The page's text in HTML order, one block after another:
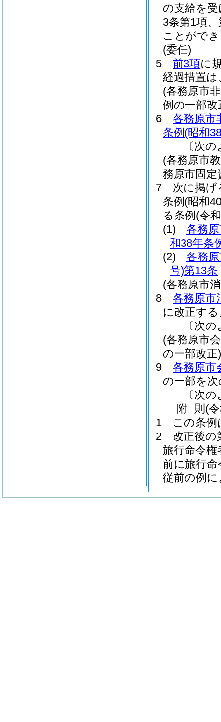
の支給を
3条第1項
ことがで
(委任)
5
前3項に
経過措置
(各務原市
例の一部改
6
各務原市
条例 (昭和
〔次
(各務原市
務原市固定
7
次に掲げ
条例 (昭和
る条例 (令
(1)
各務
和38年条
(2)
各務
号)第13条
(各務原市
8
各務原市
に改正する
〔次
(各務原市
の一部改正)
9
各務原市
の一部を
〔次
附 則 (
1
この条例
2
改正後の
旅行命令
前に旅行
従前の例